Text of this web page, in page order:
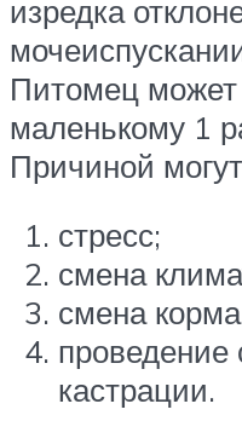
изредка
Питомец может
маленькому 1
Причиной
стресс;
смена
смена
проведение
кастрации.